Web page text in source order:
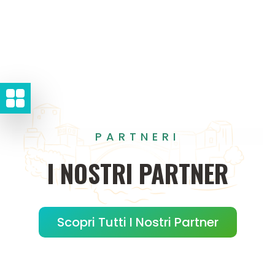
PARTNERI
INOSTRI PARTNER
Scopri Tutti I Nostri Partner